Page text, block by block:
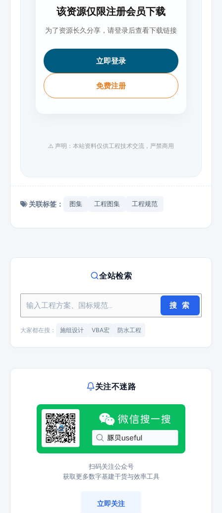
该资源仅限注册会员下载
为了资源长久分享，请登录后查看下载链接
立即登录
免费注册
⚠️ 声明：本站资料仅供工程技术交流，严禁商用
关联标签： 图集 工程图集 工程规范
全站检索
搜 索
大家都在搜： 施组设计 VBA宏 防水工程
关注不迷路
扫码关注公众号
获取更多数字基建干货与效率工具
立即关注